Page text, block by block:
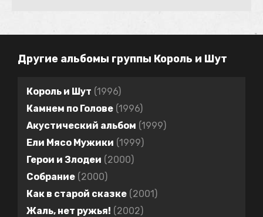
Другие альбомы группы Король и Шут
Король и Шут (1996)
Камнем по Голове (1996)
Акустический альбом (1999)
Ели Мясо Мужики (1999)
Герои и Злодеи (2000)
Собрание (2000)
Как в старой сказке (2001)
Жаль, нет ружья! (2002)